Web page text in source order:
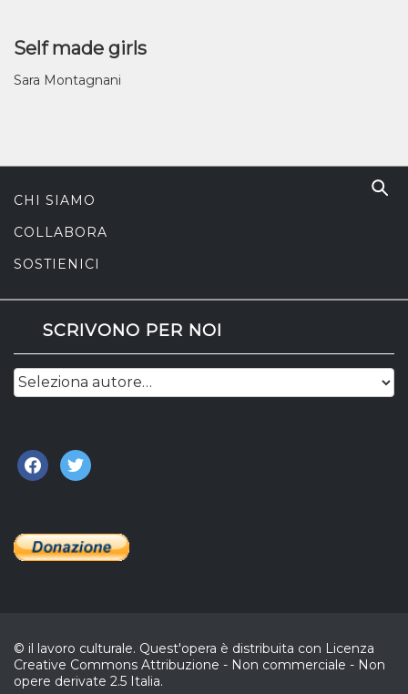
Self made girls
Sara Montagnani
CHI SIAMO
COLLABORA
SOSTIENICI
SCRIVONO PER NOI
facebook
twitter
© il lavoro culturale. Quest'opera è distribuita con Licenza
Creative Commons Attribuzione - Non commerciale - Non
opere derivate 2.5 Italia.